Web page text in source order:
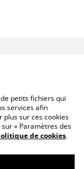
petits fichiers qui
services afin
plus sur ces cookies
« Paramètres des
de cookies.